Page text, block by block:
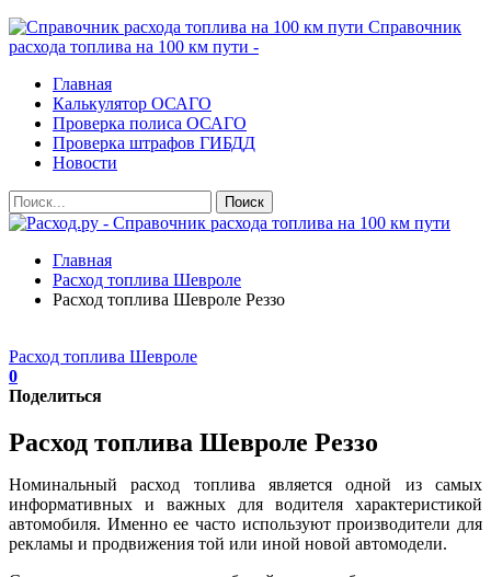
Справочник
расхода топлива на 100 км пути -
Главная
Калькулятор ОСАГО
Проверка полиса ОСАГО
Проверка штрафов ГИБДД
Новости
Главная
Расход топлива Шевроле
Расход топлива Шевроле Реззо
Расход топлива Шевроле
0
Поделиться
Расход топлива Шевроле Реззо
Номинальный расход топлива является одной из самых
информативных и важных для водителя характеристикой
автомобиля. Именно ее часто используют производители для
рекламы и продвижения той или иной новой автомодели.